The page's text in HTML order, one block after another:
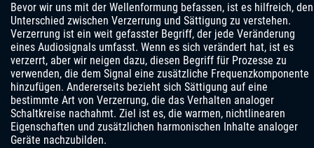
Bevor wir uns mit der Wellenformung befassen, ist es hilfreich, den
Unterschied zwischen Verzerrung und Sättigung zu verstehen.
Verzerrung ist ein weit gefasster Begriff, der jede Veränderung
eines Audiosignals umfasst. Wenn es sich verändert hat, ist es
verzerrt, aber wir neigen dazu, diesen Begriff für Prozesse zu
verwenden, die dem Signal eine zusätzliche Frequenzkomponente
hinzufügen. Andererseits bezieht sich Sättigung auf eine
bestimmte Art von Verzerrung, die das Verhalten analoger
Schaltkreise nachahmt. Ziel ist es, die warmen, nichtlinearen
Eigenschaften und zusätzlichen harmonischen Inhalte analoger
Geräte nachzubilden.